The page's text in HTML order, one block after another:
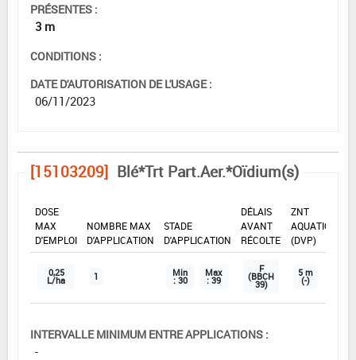
PRÉSENTES :
3 m
CONDITIONS :
DATE D'AUTORISATION DE L'USAGE :
06/11/2023
[15103209] Blé*Trt Part.Aer.*Oïdium(s)
DOSE
MAX
D'EMPLOI
NOMBRE MAX
D'APPLICATION
STADE
D'APPLICATION
DÉLAIS
AVANT
RÉCOLTE
ZNT
AQUATIQUE
(DVP)
0,25
L/ha 1 Min
: 30
Max
: 39
F
(BBCH
39)
5 m
(-)
INTERVALLE MINIMUM ENTRE APPLICATIONS :
-